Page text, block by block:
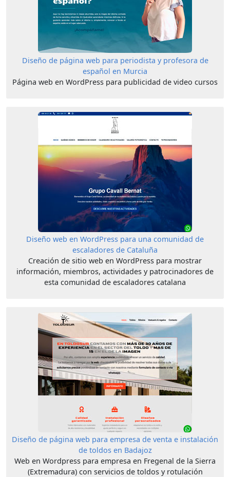
Diseño de página web para periodista y profesora de
español en Murcia
Página web en WordPress para publicidad de video cursos
Diseño web en WordPress para una comunidad de
escaladores de Cataluña
Creación de sitio web en WordPress para mostrar
información, miembros, actividades y patrocinadores de
esta comunidad de escaladores catalana
Diseño de página web para empresa de venta e instalación
de toldos en Badajoz
Web en Wordpress para empresa en Fregenal de la Sierra
(Extremadura) con servicios de toldos y rotulación